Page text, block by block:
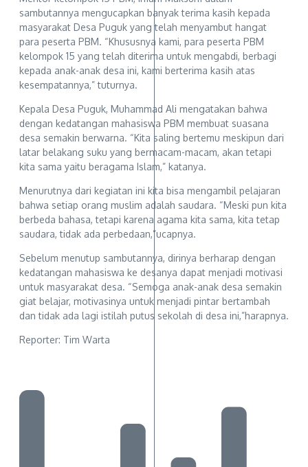
sambutannya mengucapkan banyak terima kasih kepada
masyarakat Desa Puguk yang telah menyambut hangat
para peserta PBM. “Khususnya kami, para peserta PBM
kelompok 15 yang telah diterima untuk mengabdi, berbagi
kepada anak-anak desa ini, kami berterima kasih atas
kesempatannya,” tuturnya.
Kepala Desa Puguk, Muhammad Ali mengatakan bahwa
dengan kedatangan mahasiswa PBM membuat suasana
desa semakin berwarna. “Kita saling bertemu meskipun dari
latar belakang suku yang bermacam-macam, akan tetapi
kita sama yaitu beragama Islam,” katanya.
Menurutnya dari kegiatan ini kita bisa mengambil pelajaran
bahwa setiap orang muslim adalah saudara. “Meski pun kita
berbeda bahasa, tetapi karena agama kita sama, kita tetap
saudara, tidak ada perbedaan,”ucapnya.
Sebelum menutup sambutannya, dirinya berharap dengan
kedatangan mahasiswa ke desanya dapat menjadi motivasi
untuk masyarakat desa. “Semoga anak-anak desa semakin
giat belajar, motivasinya untuk menjadi pintar bertambah
dan tidak ada lagi istilah putus sekolah di desa ini,”harapnya.
Reporter: Tim Warta